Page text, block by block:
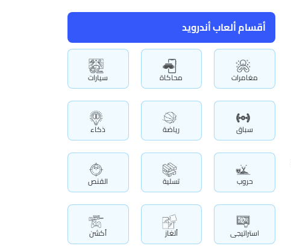
أقسام ألعاب أندرويد
مغامرات محاكاة سيارات
سباق رياضة ذكاء
حروب تسلية القنص
استراتيجى ألغاز أكشن